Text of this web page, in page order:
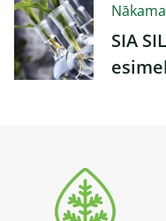
SIA
Norras